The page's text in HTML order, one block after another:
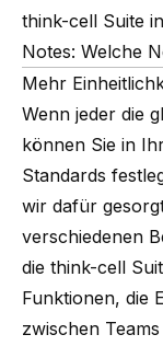
think-cell Suite
Notes: Welche
Mehr
Wenn jeder die
können Sie in
Standards
wir dafür
verschiedenen
die think-cell
Funktionen, die
zwischen